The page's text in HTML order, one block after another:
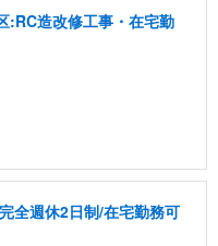
:RC造改修工事・在宅勤
全週休2日制/在宅勤務可